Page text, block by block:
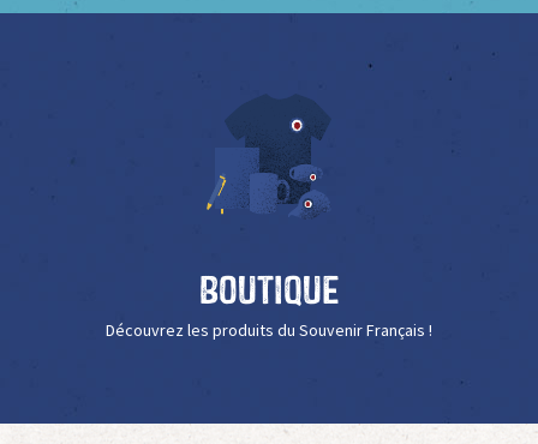
Boutique
Découvrez les produits du Souvenir Français !